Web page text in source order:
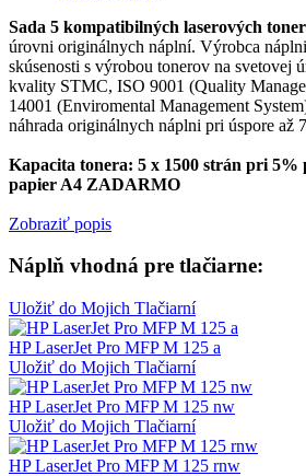
Sada 5 kompatibilných laserových
úrovni originálnych náplní. Výrobca
skúsenosti s výrobou tonerov na svetovej
kvality STMC, ISO 9001 (Quality
14001 (Enviromental Management
náhrada originálnych náplni pri úspore až
Kapacita tonera: 5 x 1500 strán pri
papier A4 ZADARMO
Zobraziť popis
Náplň vhodná pre tlačiarne:
Uložiť do Mojich Tlačiarní
HP LaserJet Pro MFP M 125 a
Uložiť do Mojich Tlačiarní
HP LaserJet Pro MFP M 125 nw
Uložiť do Mojich Tlačiarní
HP LaserJet Pro MFP M 125 rnw